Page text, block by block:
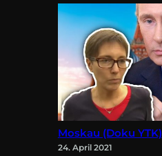
Moskau (Doku YTK)
24. April 2021